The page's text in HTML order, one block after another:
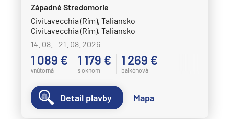
Západné Stredomorie
Civitavecchia (Rím), Taliansko
Civitavecchia (Rím), Taliansko
14. 08. - 21. 08. 2026
1 089 €
vnútorná
1 179 €
s oknom
1 269 €
balkónová
Detail plavby Mapa